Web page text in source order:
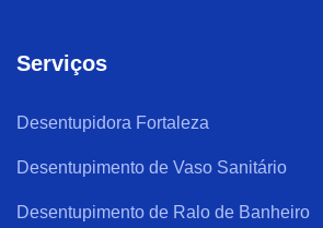
Serviços
Desentupidora Fortaleza
Desentupimento de Vaso Sanitário
Desentupimento de Ralo de Banheiro